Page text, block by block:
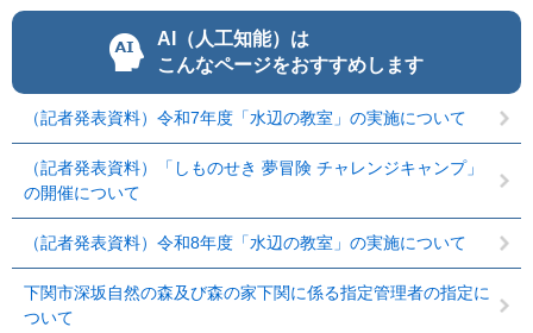
AI（人工知能）は
こんなページをおすすめします
（記者発表資料）令和7年度「水辺の教室」の実施について
（記者発表資料）「しものせき 夢冒険 チャレンジキャンプ」
の開催について
（記者発表資料）令和8年度「水辺の教室」の実施について
下関市深坂自然の森及び森の家下関に係る指定管理者の指定に
ついて